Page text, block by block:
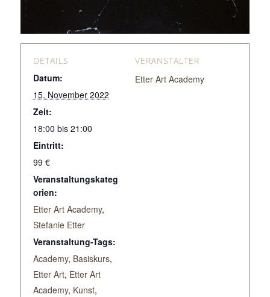
DETAILS
Datum:
15. November 2022
Zeit:
18:00 bis 21:00
Eintritt:
99 €
Veranstaltungskateg
orien:
Etter Art Academy,
Stefanie Etter
Veranstaltung-Tags:
Academy, Basiskurs,
Etter Art, Etter Art
Academy, Kunst,
VERANSTALTER
Etter Art Academy